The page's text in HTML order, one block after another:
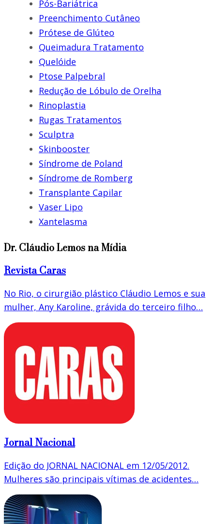
Pós-Bariátrica
Preenchimento Cutâneo
Prótese de Glúteo
Queimadura Tratamento
Quelóide
Ptose Palpebral
Redução de Lóbulo de Orelha
Rinoplastia
Rugas Tratamentos
Sculptra
Skinbooster
Síndrome de Poland
Síndrome de Romberg
Transplante Capilar
Vaser Lipo
Xantelasma
Dr. Cláudio Lemos na Mídia
Revista Caras
No Rio, o cirurgião plástico Cláudio Lemos e sua
mulher, Any Karoline, grávida do terceiro filho…
Jornal Nacional
Edição do JORNAL NACIONAL em 12/05/2012.
Mulheres são principais vítimas de acidentes…